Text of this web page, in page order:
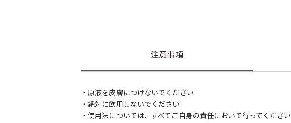
注意事項
・原液を皮膚につけないでください
・絶対に飲用しないでください
・使用法については、すべてご自身の責任において行ってください